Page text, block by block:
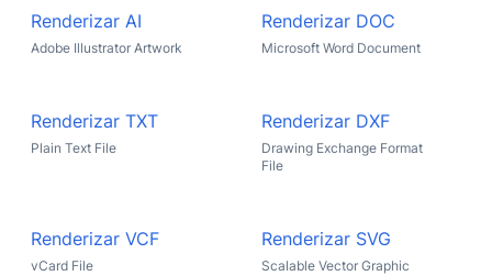
Renderizar AI
Adobe Illustrator Artwork
Renderizar DOC
Microsoft Word Document
Renderizar TXT
Plain Text File
Renderizar DXF
Drawing Exchange Format
File
Renderizar VCF
vCard File
Renderizar SVG
Scalable Vector Graphic